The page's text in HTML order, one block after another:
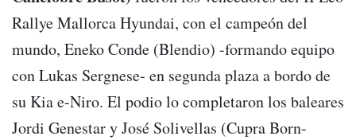
Rallye Mallorca Hyundai, con el campeón del
mundo, Eneko Conde (Blendio) -formando equipo
con Lukas Sergnese- en segunda plaza a bordo de
su Kia e-Niro. El podio lo completaron los baleares
Jordi Genestar y José Solivellas (Cupra Born-